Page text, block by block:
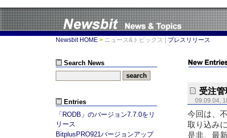
Newsbit HOME > ニュース&トピックス プレスリリース
受注
09.09.04,
今回は、
取り込み
是非、最
Search News
Entries
「RODB」のバージョン7.7.0をリ
リース
BitplusPRO921バージョンアップ